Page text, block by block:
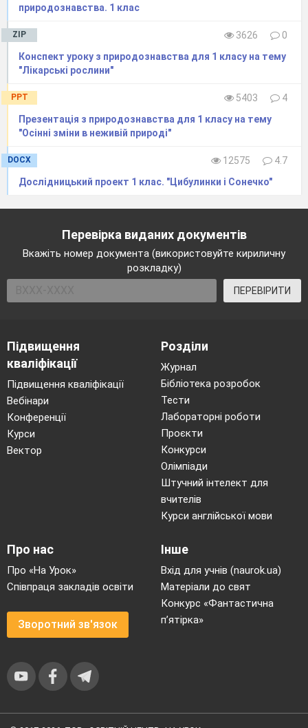
природознавства. 1 клас
ZIP 3626
0
Конспект уроку з природознавства для 1 класу на тему
"Лікарські рослини"
PPT 5403
4
Презентація з природознавства для 1 класу на тему
"Осінні зміни в неживій природі"
DOCX 12575
4.7
​Дослідницький проект 1 клас. "Цибулинки і Сонечко"
Перевірка виданих документів
Вкажіть номер документа (використовуйте кириличну
розкладку)
ПЕРЕВІРИТИ
Підвищення
кваліфікації
Підвищення кваліфікації
Вебінари
Конференції
Курси
Вектор
Розділи
Журнал
Бібліотека розробок
Тести
Лабораторні роботи
Проєкти
Конкурси
Олімпіади
Штучний інтелект для
вчителів
Курси англійської мови
Про нас
Про «На Урок»
Співпраця закладів освіти
Зворотний зв'язок
Інше
Вхід для учнів (naurok.ua)
Матеріали до свят
Конкурс «Фантастична
п’ятірка»